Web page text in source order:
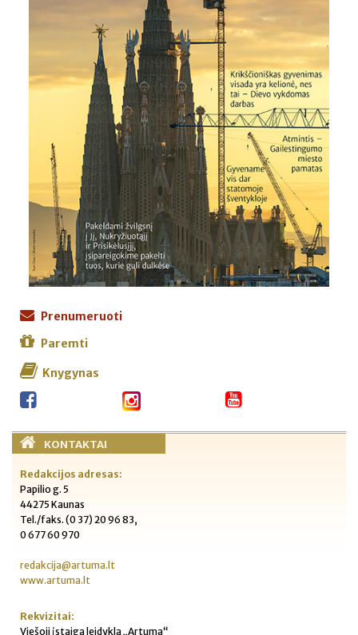
Prenumeruoti
Paremti
Knygynas
KONTAKTAI
Redakcijos adresas:
Papilio g. 5
44275 Kaunas
Tel./faks. (0 37) 20 96 83,
0 677 60 970
redakcija@artuma.lt
www.artuma.lt
Rekvizitai:
Viešoji įstaiga leidykla „Artuma“